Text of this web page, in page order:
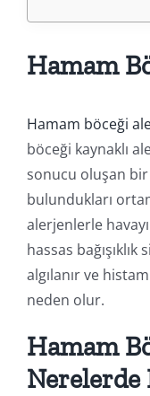
Hamam
Hamam böceği
böceği kaynaklı
sonucu oluşan
bulundukları
alerjenlerle
hassas
algılanır ve
neden olur.
Hamam